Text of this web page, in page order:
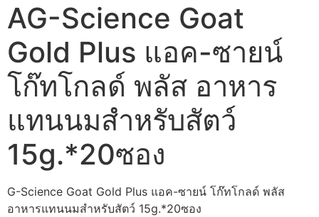
AG-Science Goat
Gold Plus แอค-ซายน์
โก๊ทโกลด์ พลัส อาหาร
แทนนมสำหรับสัตว์
15g.*20ซอง
G-Science Goat Gold Plus แอค-ซายน์ โก๊ทโกลด์ พลัส
อาหารแทนนมสำหรับสัตว์ 15g.*20ซอง